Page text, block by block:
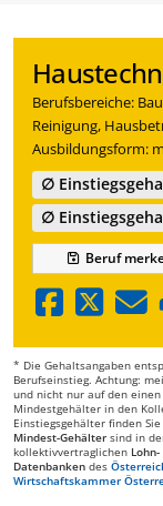
Berufsbereiche:
Reinigung,
Ausbildungsform:
∅
∅
Beruf
* Die Gehaltsangaben
Berufseinstieg. Achtung:
und nicht nur auf den
Mindestgehälter in den
Einstiegsgehälter finden
Mindest-Gehälter sind in
kollektivvertraglichen
Datenbanken des
Wirtschaftskammer